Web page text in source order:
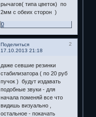
рычагов( типа цветок) по
2мм с обеих сторон )
0
Поделиться
2
17.10.2013 21:18
даже севшие резинки
стабилизатора ( по 20 руб
пучок ) будут издавать
подобные звуки - для
начала поменяй все что
видишь визуально ,
остальное - покачать